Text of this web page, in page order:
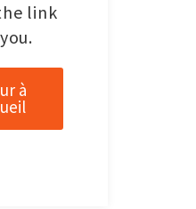
link
à